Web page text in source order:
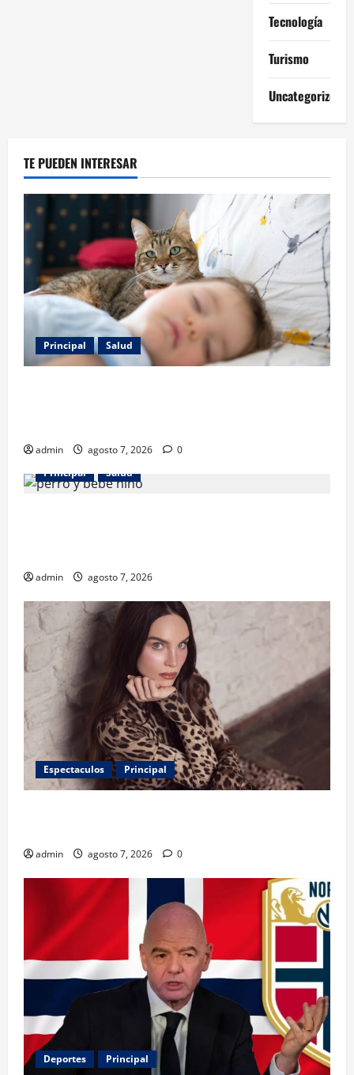
Tecnología
Turismo
Uncategorized
TE PUEDEN INTERESAR
Principal Salud
admin agosto 7, 2026
0
Principal
Salud
admin agosto 7, 2026
Espectaculos Principal
admin agosto 7, 2026 0
Deportes Principal